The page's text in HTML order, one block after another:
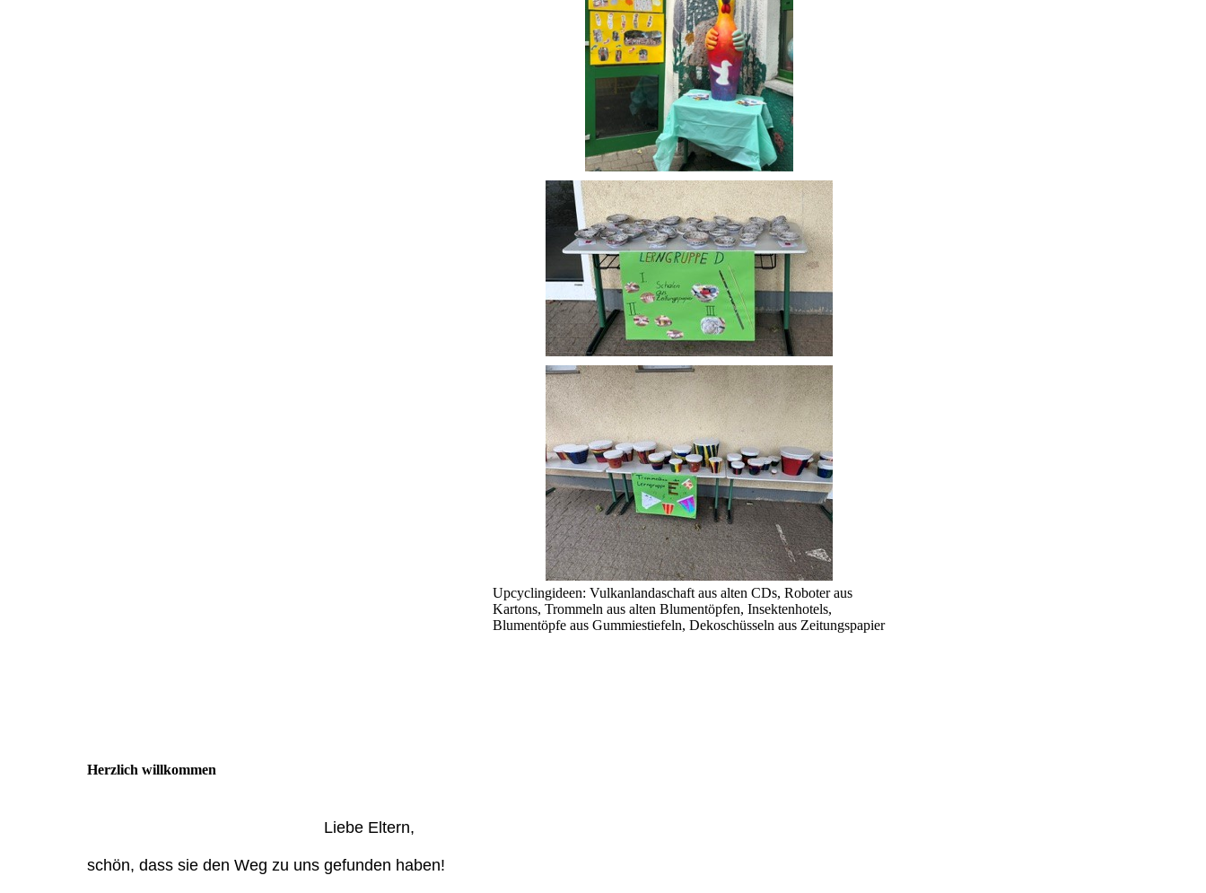
Upcyclingideen: Vulkanlandaschaft aus alten CDs, Roboter aus
Kartons, Trommeln aus alten Blumentöpfen, Insektenhotels,
Blumentöpfe aus Gummiestiefeln, Dekoschüsseln aus Zeitungspapier
Herzlich willkommen
Liebe Eltern,
schön, dass sie den Weg zu uns gefunden haben!